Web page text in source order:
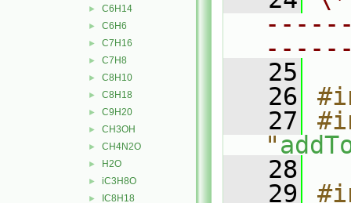
► C6H14
► C6H6
► C7H16
► C7H8
► C8H10
► C8H18
► C9H20
► CH3OH
► CH4N2O
► H2O
► iC3H8O
► IC8H18
   25
   26
   27
"
   28
   29